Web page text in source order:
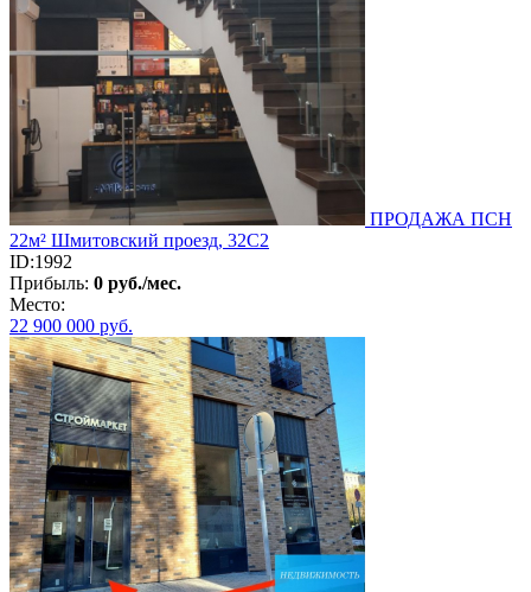
ПРОДАЖА ПСН
22м² Шмитовский проезд, 32С2
ID:1992
Прибыль: 0 руб./мес.
Место:
22 900 000 руб.